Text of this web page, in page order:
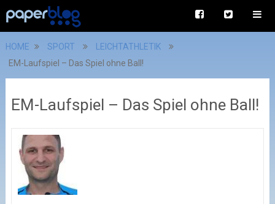
HOME SPORT
LEICHTATHLETIK
EM-Laufspiel – Das Spiel ohne Ball!
EM-Laufspiel – Das Spiel ohne Ball!